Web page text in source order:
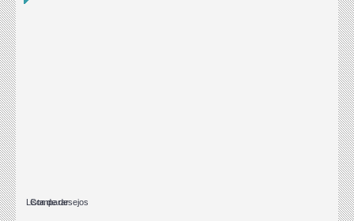
Lista de desejos
Comparar